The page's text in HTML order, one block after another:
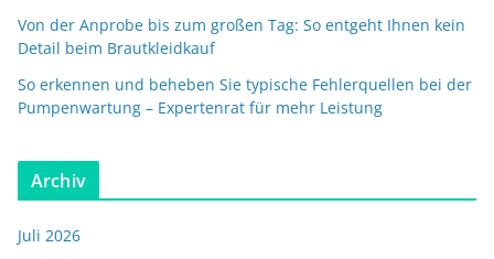
Von der Anprobe bis zum großen Tag: So entgeht Ihnen kein
Detail beim Brautkleidkauf
So erkennen und beheben Sie typische Fehlerquellen bei der
Pumpenwartung – Expertenrat für mehr Leistung
Archiv
Juli 2026